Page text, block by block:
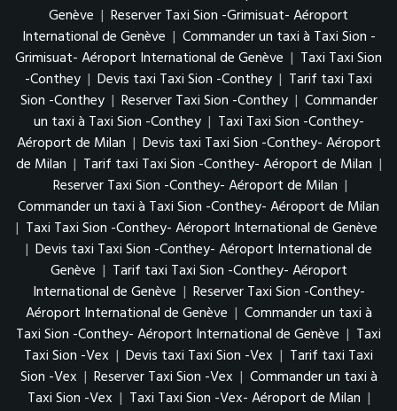
Genève | Reserver Taxi Sion -Grimisuat- Aéroport
International de Genève | Commander un taxi à Taxi Sion -
Grimisuat- Aéroport International de Genève | Taxi Taxi Sion
-Conthey | Devis taxi Taxi Sion -Conthey | Tarif taxi Taxi
Sion -Conthey | Reserver Taxi Sion -Conthey | Commander
un taxi à Taxi Sion -Conthey | Taxi Taxi Sion -Conthey-
Aéroport de Milan | Devis taxi Taxi Sion -Conthey- Aéroport
de Milan | Tarif taxi Taxi Sion -Conthey- Aéroport de Milan |
Reserver Taxi Sion -Conthey- Aéroport de Milan |
Commander un taxi à Taxi Sion -Conthey- Aéroport de Milan
| Taxi Taxi Sion -Conthey- Aéroport International de Genève
| Devis taxi Taxi Sion -Conthey- Aéroport International de
Genève | Tarif taxi Taxi Sion -Conthey- Aéroport
International de Genève | Reserver Taxi Sion -Conthey-
Aéroport International de Genève | Commander un taxi à
Taxi Sion -Conthey- Aéroport International de Genève | Taxi
Taxi Sion -Vex | Devis taxi Taxi Sion -Vex | Tarif taxi Taxi
Sion -Vex | Reserver Taxi Sion -Vex | Commander un taxi à
Taxi Sion -Vex | Taxi Taxi Sion -Vex- Aéroport de Milan |